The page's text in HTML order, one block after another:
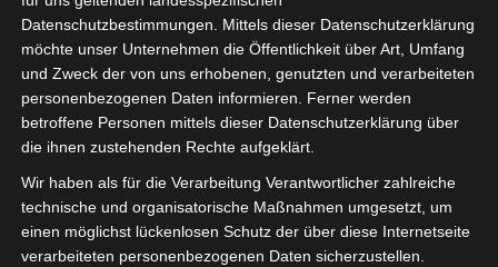
Die Nikoläuse laden
ein
1
befreundeten
Verbänden
Großkaliber
aufgefahren
Datenschutzbestimmungen. Mittels dieser Datenschutzerklärung
möchte unser Unternehmen die Öffentlichkeit über Art, Umfang
und Zweck der von uns erhobenen, genutzten und verarbeiteten
personenbezogenen Daten informieren. Ferner werden
betroffene Personen mittels dieser Datenschutzerklärung über
die ihnen zustehenden Rechte aufgeklärt.
Wir haben als für die Verarbeitung Verantwortlicher zahlreiche
technische und organisatorische Maßnahmen umgesetzt, um
einen möglichst lückenlosen Schutz der über diese Internetseite
verarbeiteten personenbezogenen Daten sicherzustellen.